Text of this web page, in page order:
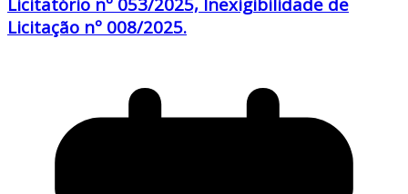
Licitação nº 008/2025.